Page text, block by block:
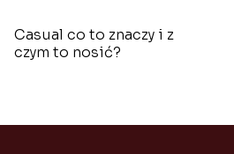
Casual co to znaczy i z
czym to nosić?